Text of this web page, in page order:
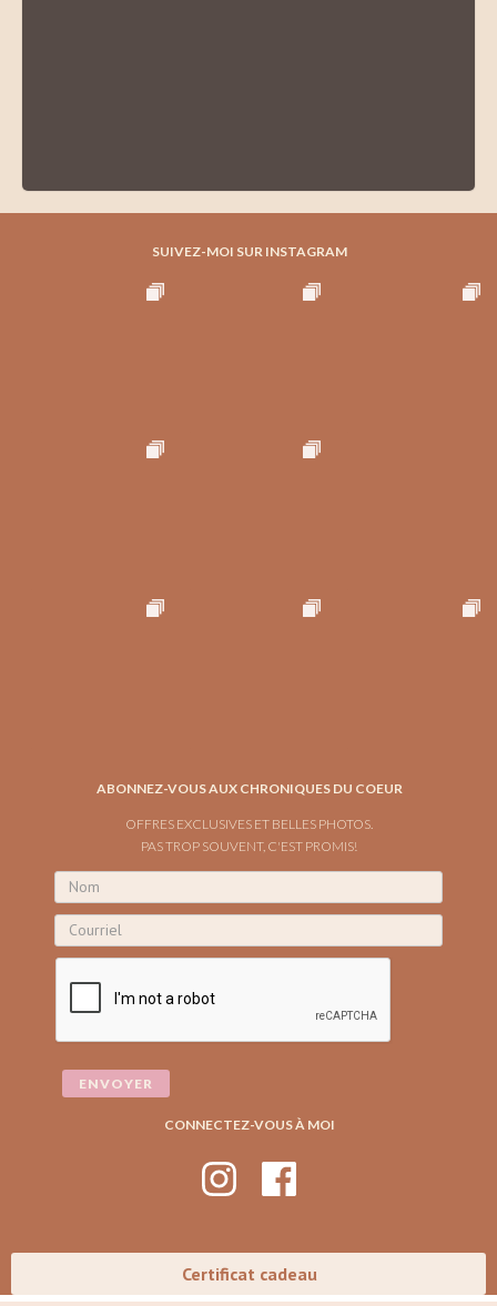
SUIVEZ-MOI SUR INSTAGRAM
ABONNEZ-VOUS AUX CHRONIQUES DU COEUR
OFFRES EXCLUSIVES ET BELLES PHOTOS.
PAS TROP SOUVENT, C'EST PROMIS!
CONNECTEZ-VOUS À MOI
Certificat cadeau